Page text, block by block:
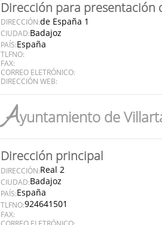
Dirección para presentación
DIRECCIÓN:de España 1
CIUDAD:Badajoz
PAÍS:España
TLFNO:
FAX:
CORREO ELETRÓNICO:
DIRECCIÓN WEB:
Ayuntamiento de
Dirección principal
DIRECCIÓN:Real 2
CIUDAD:Badajoz
PAÍS:España
TLFNO:924641501
FAX:
CORREO ELETRÓNICO: